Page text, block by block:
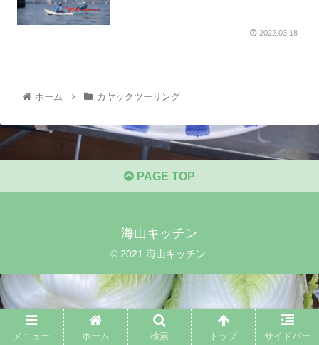
2022.03.18
ホーム カヤックツーリング
PAGE TOP
海山キッチン
© 2021 海山キッチン.
メニュー ホーム 検索 トップ サイドバー